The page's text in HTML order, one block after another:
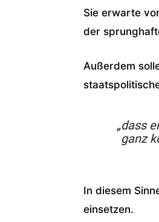
Sie erwarte
der
Außerdem
„dass
ganz
In diesem
einsetzen.